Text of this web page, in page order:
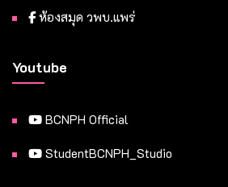
ห้องสมุด วพบ.แพร่
Youtube
BCNPH Official
StudentBCNPH_Studio